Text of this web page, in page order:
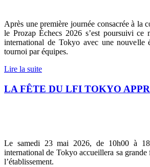
Après une première journée consacrée à la
le Prozap Échecs 2026 s’est poursuivi ce
international de Tokyo avec une nouvelle
tournoi par équipes.
Lire la suite
LA FÊTE DU LFI TOKYO
Le samedi 23 mai 2026, de 10h00 à
international de Tokyo accueillera sa grande
l’établissement.